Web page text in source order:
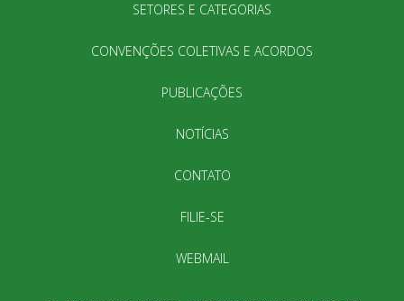
SETORES E CATEGORIAS
CONVENÇÕES COLETIVAS E ACORDOS
PUBLICAÇÕES
NOTÍCIAS
CONTATO
FILIE-SE
WEBMAIL